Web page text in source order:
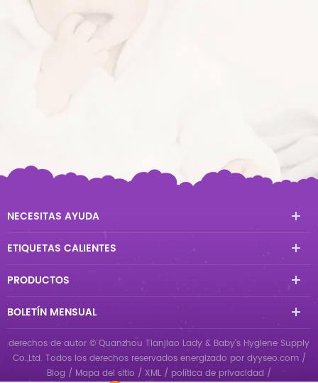
NECESITAS AYUDA
ETIQUETAS CALIENTES
PRODUCTOS
BOLETÍN MENSUAL
derechos de autor © Quanzhou Tianjiao Lady & Baby's Hygiene Supply
Co.,Ltd. Todos los derechos reservados energizado por dyyseo.com /
Blog / Mapa del sitio / XML / política de privacidad /